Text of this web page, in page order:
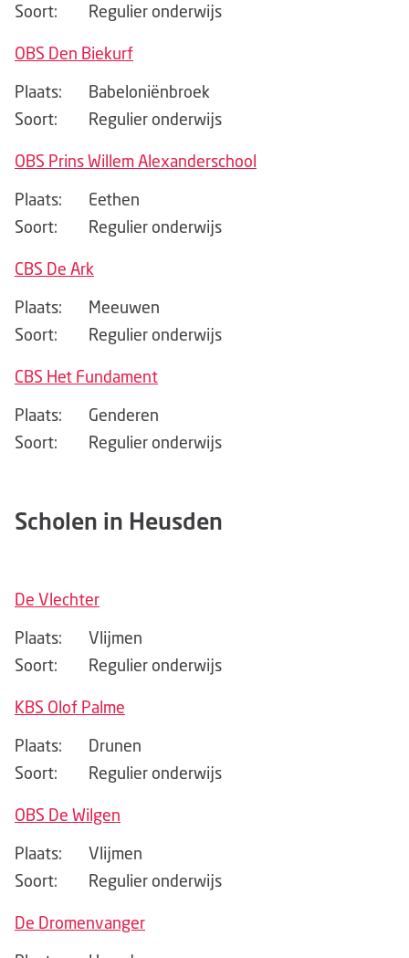
Soort:
Regulier onderwijs
OBS Den Biekurf
Plaats:
Babeloniënbroek
Soort:
Regulier onderwijs
OBS Prins Willem Alexanderschool
Plaats:
Eethen
Soort:
Regulier onderwijs
CBS De Ark
Plaats:
Meeuwen
Soort:
Regulier onderwijs
CBS Het Fundament
Plaats:
Genderen
Soort:
Regulier onderwijs
Scholen in Heusden
De Vlechter
Plaats:
Vlijmen
Soort:
Regulier onderwijs
KBS Olof Palme
Plaats:
Drunen
Soort:
Regulier onderwijs
OBS De Wilgen
Plaats:
Vlijmen
Soort:
Regulier onderwijs
De Dromenvanger